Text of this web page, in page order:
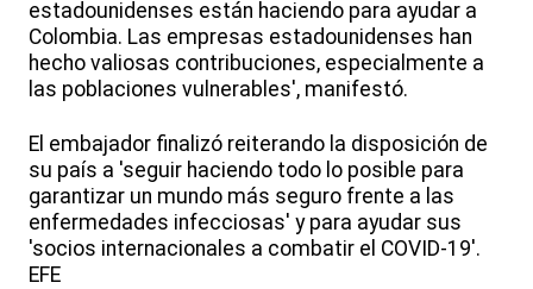
estadounidenses están haciendo para ayudar a
Colombia. Las empresas estadounidenses han
hecho valiosas contribuciones, especialmente a
las poblaciones vulnerables', manifestó.
El embajador finalizó reiterando la disposición de
su país a 'seguir haciendo todo lo posible para
garantizar un mundo más seguro frente a las
enfermedades infecciosas' y para ayudar sus
'socios internacionales a combatir el COVID-19'.
EFE